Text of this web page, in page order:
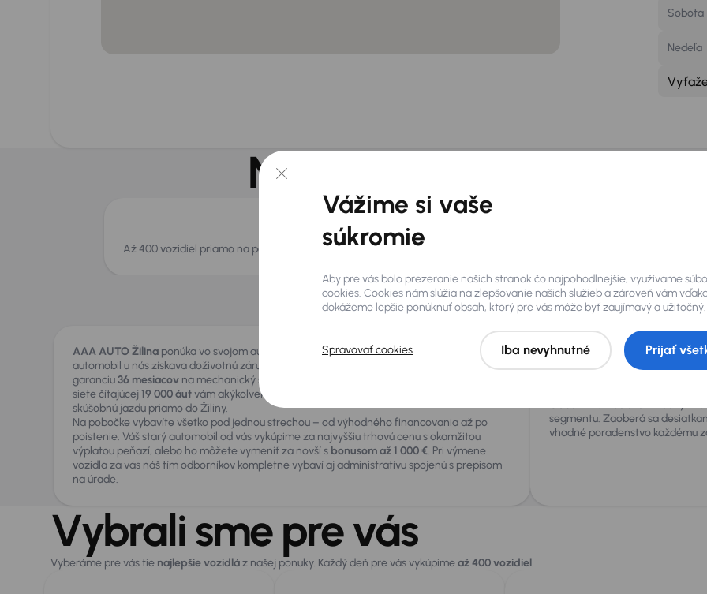
Sobota
Nedeľa
Na pobočke je vám k
Až 400 vozidiel priamo na pobočke Wifi pripojenie zadarmo
O pobočke
AAA AUTO Žilina ponúka vo svojom autocentre výber zo400 preverených vozidiel
. Každý
automobil u nás získava doživotnú záruku pôvodu, certifikát najazdených kilometrov a
garanciu36 mesiacov na mechanický stav. Ak si nevyberiete priamo na mieste, z našej
siete čítajúcej 19 000 áutvám akýkoľvek model radi privezieme na detailnú prehliadku a
skúšobnú jazdu priamo do Žiliny.
Na pobočke vybavíte všetko pod jednou strechou – od výhodného financovania až po
poistenie. Váš starý automobil od vás vykúpime za najvyššiu trhovú cenu s okamžitou
výplatou peňazí, alebo ho môžete vymeniť za novší s bonusom až 1 000 €. Pri výmene
vozidla za vás náš tím odborníkov kompletne vybaví aj administratívu spojenú s prepisom
na úrade.
Andrej
Odborník s viac ako 4-ročnými
segmentu. Zaoberá sa
vhodné poradenstvo každému
Vybrali sme pre vás
Vyberáme pre vás tie najlepšie vozidláz našej ponuky. Každý deň pre vás vykúpimeaž 400 vozidiel.
Vážime si vaše
súkromie
Aby pre vás bolo prezeranie našich stránok čo najpohodlnejšie, využívame
cookies. Cookies nám slúžia na zlepšovanie našich služieb a zároveň vám
dokážeme lepšie ponúknuť obsah, ktorý pre vás môže byť zaujímavý a užitočný.
Spravovať cookies Iba nevyhnutné Prijať